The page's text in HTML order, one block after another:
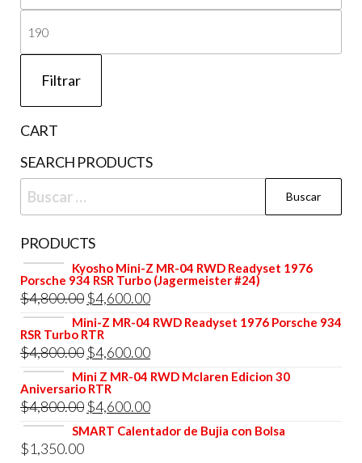
Filtrar
CART
SEARCH PRODUCTS
Buscar:
PRODUCTS
Kyosho Mini-Z MR-04 RWD Readyset 1976
Porsche 934 RSR Turbo (Jagermeister #24)
$4,800.00 El
precio
original
era:
$4,800.00.
$4,600.00El
precio
es:
$4,600.00.
Mini-Z MR-04 RWD Readyset 1976 Porsche 934
RSR Turbo RTR
$4,800.00 El
precio
original
era:
$4,800.00.
$4,600.00El
precio
es:
$4,600.00.
Mini Z MR-04 RWD Mclaren Edicion 30
Aniversario RTR
$4,800.00 El
precio
$4,600.00El
precio
SMART Calentador de Bujia con Bolsa
$1,350.00